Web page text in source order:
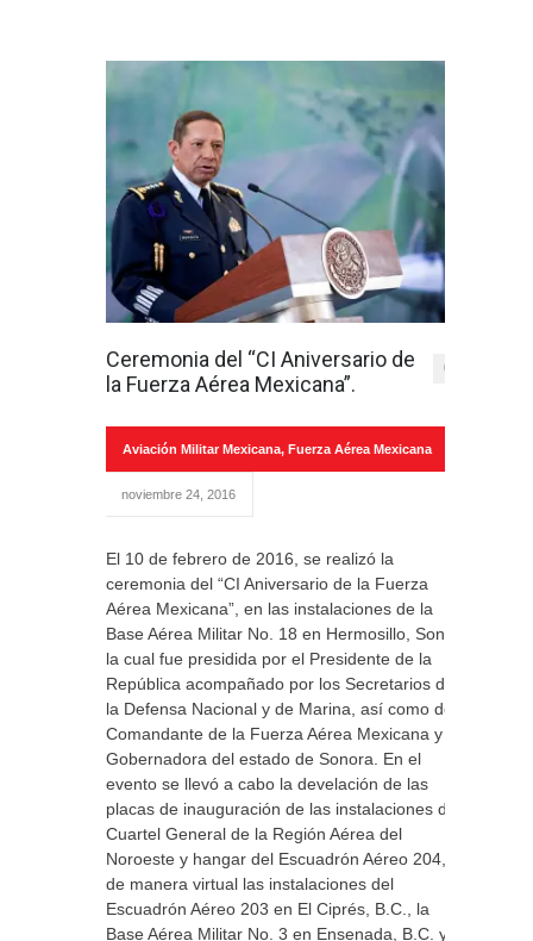
Ceremonia del “CI Aniversario de
la Fuerza Aérea Mexicana”.
0
Aviación Militar Mexicana, Fuerza Aérea Mexicana
noviembre 24, 2016
El 10 de febrero de 2016, se realizó la
ceremonia del “CI Aniversario de la Fuerza
Aérea Mexicana”, en las instalaciones de la
Base Aérea Militar No. 18 en Hermosillo, Son.,
la cual fue presidida por el Presidente de la
República acompañado por los Secretarios de
la Defensa Nacional y de Marina, así como del
Comandante de la Fuerza Aérea Mexicana y la
Gobernadora del estado de Sonora. En el
evento se llevó a cabo la develación de las
placas de inauguración de las instalaciones del
Cuartel General de la Región Aérea del
Noroeste y hangar del Escuadrón Aéreo 204,
de manera virtual las instalaciones del
Escuadrón Aéreo 203 en El Ciprés, B.C., la
Base Aérea Militar No. 3 en Ensenada, B.C. y